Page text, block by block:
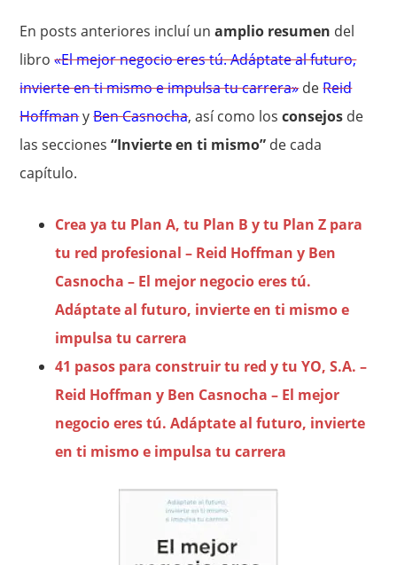
En posts anteriores incluí unamplio resumen del
libro «El mejor negocio eres tú. Adáptate al futuro,
invierte en ti mismo e impulsa tu carrera»deReid
HoffmanyBen Casnocha, así como los consejos de
las secciones“Invierte en ti mismo” de cada
capítulo.
Crea ya tu Plan A, tu Plan B y tu Plan Z para
tu red profesional – Reid Hoffman y Ben
Casnocha – El mejor negocio eres tú.
Adáptate al futuro, invierte en ti mismo e
impulsa tu carrera
41 pasos para construir tu red y tu YO, S.A. –
Reid Hoffman y Ben Casnocha – El mejor
negocio eres tú. Adáptate al futuro, invierte
en ti mismo e impulsa tu carrera